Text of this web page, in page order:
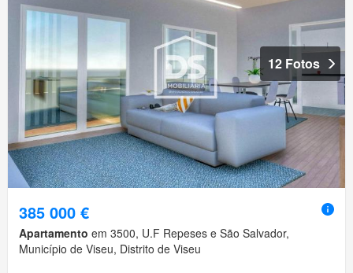
12 Fotos
385 000 €
Apartamento em 3500, U.F Repeses e São Salvador,
Município de Viseu, Distrito de Viseu